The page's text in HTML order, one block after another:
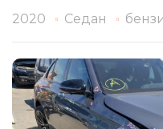
2020 Седан